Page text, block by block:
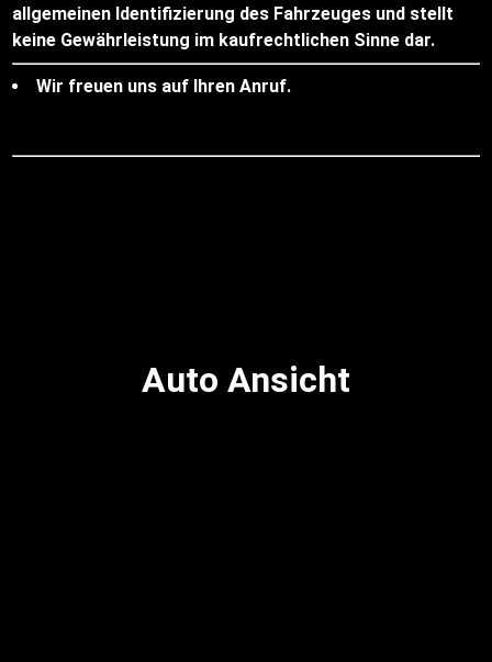
allgemeinen Identifizierung des Fahrzeuges und stellt
keine Gewährleistung im kaufrechtlichen Sinne dar.
Wir freuen uns auf Ihren Anruf.
Auto Ansicht